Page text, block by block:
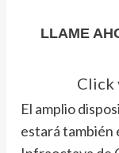
LLAME
Click
El amplio
estará también